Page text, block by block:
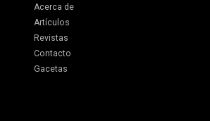
Acerca de
Artículos
Revistas
Contacto
Gacetas